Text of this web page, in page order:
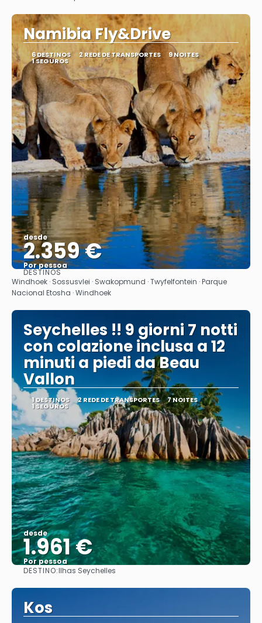
Namibia Fly&Drive
6 DESTINOS 2 REDE DE TRANSPORTES 9 NOITES
1 SEGUROS
desde
2.359 €
Por pessoa
Vejo
DESTINOS
Windhoek · Sossusvlei · Swakopmund · Twyfelfontein · Parque
Nacional Etosha · Windhoek
Seychelles !! 9 giorni 7 notti
con colazione inclusa a 12
minuti a piedi da Beau
Vallon
1 DESTINOS 2 REDE DE TRANSPORTES 7 NOITES
1 SEGUROS
desde
1.961 €
Por pessoa
DESTINO:Ilhas Seychelles
Kos